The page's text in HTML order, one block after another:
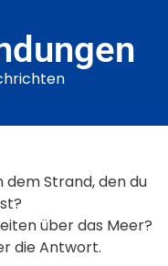
dem Strand, den du
über das Meer?
die Antwort.